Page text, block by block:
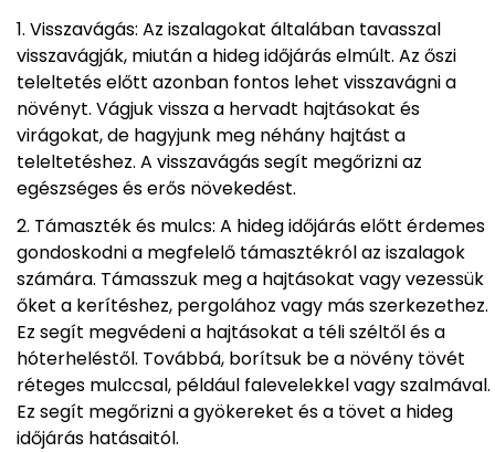
Visszavágás: Az iszalagokat általában tavasszal
visszavágják, miután a hideg időjárás elmúlt. Az őszi
teleltetés előtt azonban fontos lehet visszavágni a
növényt. Vágjuk vissza a hervadt hajtásokat és
virágokat, de hagyjunk meg néhány hajtást a
teleltetéshez. A visszavágás segít megőrizni az
egészséges és erős növekedést.
Támaszték és mulcs: A hideg időjárás előtt érdemes
gondoskodni a megfelelő támasztékról az iszalagok
számára. Támasszuk meg a hajtásokat vagy vezessük
őket a kerítéshez, pergolához vagy más szerkezethez.
Ez segít megvédeni a hajtásokat a téli széltől és a
hóterheléstől. Továbbá, borítsuk be a növény tövét
réteges mulccsal, például falevelekkel vagy szalmával.
Ez segít megőrizni a gyökereket és a tövet a hideg
időjárás hatásaitól.